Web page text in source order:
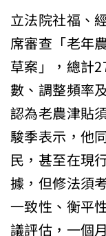
立法院社福、
席審查「老年
草案」，總計
數、調整頻率
認為老農津貼
駿季表示，他
民，甚至在現
據，但修法須
一致性、衡平